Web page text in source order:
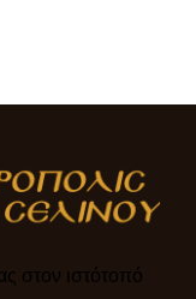
στον ιστότοπό